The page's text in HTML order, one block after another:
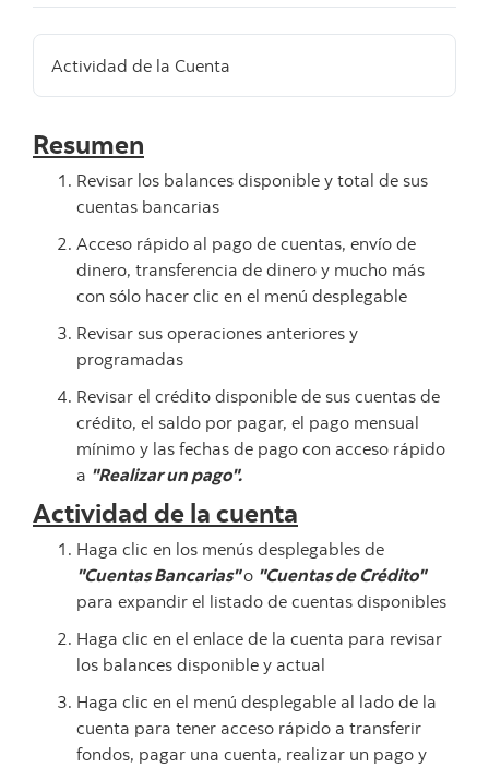
Actividad de la Cuenta
Resumen
Revisar los balances disponible y total de sus
cuentas bancarias
Acceso rápido al pago de cuentas, envío de
dinero, transferencia de dinero y mucho más
con sólo hacer clic en el menú desplegable
Revisar sus operaciones anteriores y
programadas
Revisar el crédito disponible de sus cuentas de
crédito, el saldo por pagar, el pago mensual
mínimo y las fechas de pago con acceso rápido
a "Realizar un pago".
Actividad de la cuenta
Haga clic en los menús desplegables de
"Cuentas Bancarias"o "Cuentas de Crédito"
para expandir el listado de cuentas disponibles
Haga clic en el enlace de la cuenta para revisar
los balances disponible y actual
Haga clic en el menú desplegable al lado de la
cuenta para tener acceso rápido a transferir
fondos, pagar una cuenta, realizar un pago y